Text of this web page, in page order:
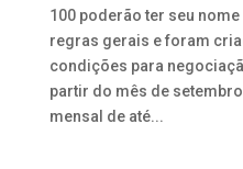
100 poderão ter seu
regras gerais e foram
condições para
partir do mês de
mensal de até...